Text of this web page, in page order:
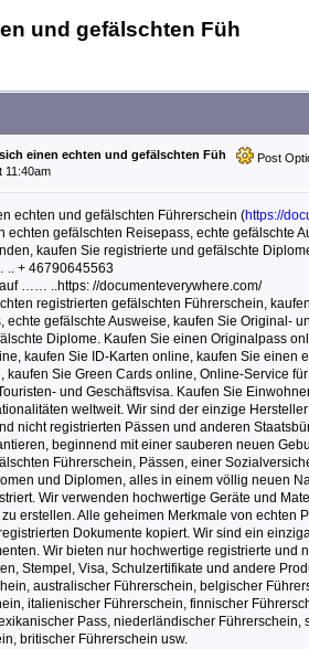
und gefälschten Füh
Post
einen echten und gefälschten Füh
echten und gefälschten Führerschein (https://
echten gefälschten Reisepass, echte gefälschte
kaufen Sie registrierte und gefälschte
+ 46790645563
…… ..https: //documenteverywhere.com/
registrierten gefälschten Führerschein,
echte gefälschte Ausweise, kaufen Sie Original-
Diplome. Kaufen Sie einen Originalpass
kaufen Sie ID-Karten online, kaufen Sie einen
kaufen Sie Green Cards online, Online-Service
und Geschäftsvisa. Kaufen Sie
weltweit. Wir sind der einzige
nicht registrierten Pässen und anderen
beginnend mit einer sauberen neuen
Führerschein, Pässen, einer
und Diplomen, alles in einem völlig neuen
Wir verwenden hochwertige Geräte und
erstellen. Alle geheimen Merkmale von echten
Dokumente kopiert. Wir sind ein
Wir bieten nur hochwertige registrierte und
Stempel, Visa, Schulzertifikate und andere
australischer Führerschein, belgischer
italienischer Führerschein, finnischer
Pass, niederländischer Führerschein,
britischer Führerschein usw.